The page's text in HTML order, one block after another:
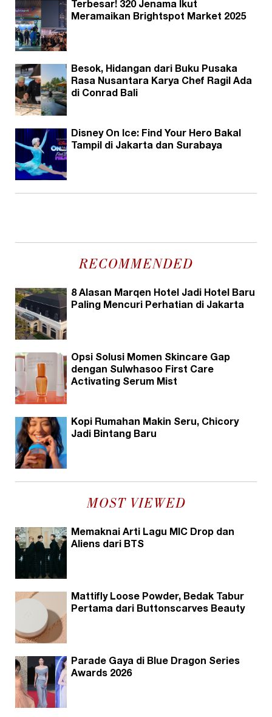
Terbesar! 320 Jenama Ikut
Meramaikan Brightspot Market 2025
Besok, Hidangan dari Buku Pusaka
Rasa Nusantara Karya Chef Ragil Ada
di Conrad Bali
Disney On Ice: Find Your Hero Bakal
Tampil di Jakarta dan Surabaya
RECOMMENDED
8 Alasan Marqen Hotel Jadi Hotel Baru
Paling Mencuri Perhatian di Jakarta
Opsi Solusi Momen Skincare Gap
dengan Sulwhasoo First Care
Activating Serum Mist
Kopi Rumahan Makin Seru, Chicory
Jadi Bintang Baru
MOST VIEWED
Memaknai Arti Lagu MIC Drop dan
Aliens dari BTS
Mattifly Loose Powder, Bedak Tabur
Pertama dari Buttonscarves Beauty
Parade Gaya di Blue Dragon Series
Awards 2026